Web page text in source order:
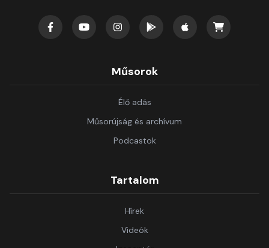
Műsorok
Élő adás
Műsorújság és archívum
Podcastok
Tartalom
Hírek
Videók